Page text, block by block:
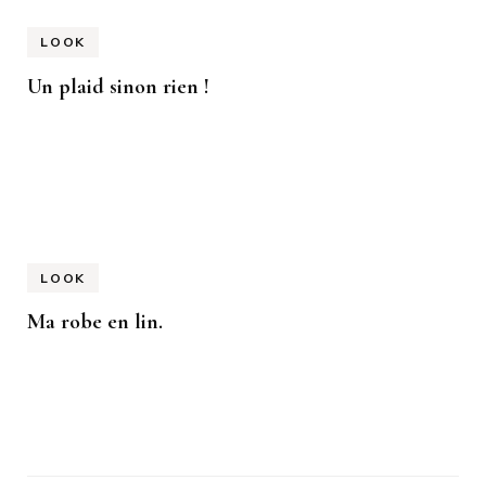
LOOK
Un plaid sinon rien !
LOOK
Ma robe en lin.